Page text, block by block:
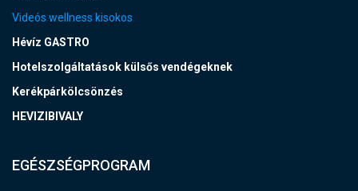
Videós wellness kisokos
Hévíz GASTRO
Hotelszolgáltatások külsős vendégeknek
Kerékpárkölcsönzés
HEVIZIBIVALY
EGÉSZSÉGPROGRAM